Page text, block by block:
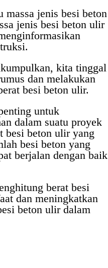
massa jenis besi beton
jenis besi beton ulir
kita tinggal
dan melakukan
besi beton ulir.
untuk
dalam suatu proyek
besi beton ulir yang
besi beton yang
berjalan dengan baik
berat besi
dan meningkatkan
beton ulir dalam